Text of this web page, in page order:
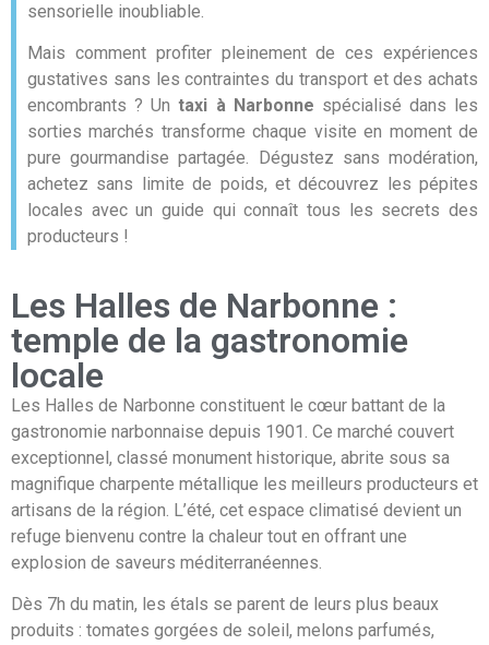
sensorielle inoubliable.
Mais comment profiter pleinement de ces expériences
gustatives sans les contraintes du transport et des achats
encombrants ? Untaxi à Narbonne spécialisé dans les
sorties marchés transforme chaque visite en moment de
pure gourmandise partagée. Dégustez sans modération,
achetez sans limite de poids, et découvrez les pépites
locales avec un guide qui connaît tous les secrets des
producteurs !
Les Halles de Narbonne :
temple de la gastronomie
locale
Les Halles de Narbonne constituent le cœur battant de la
gastronomie narbonnaise depuis 1901. Ce marché couvert
exceptionnel, classé monument historique, abrite sous sa
magnifique charpente métallique les meilleurs producteurs et
artisans de la région. L’été, cet espace climatisé devient un
refuge bienvenu contre la chaleur tout en offrant une
explosion de saveurs méditerranéennes.
Dès 7h du matin, les étals se parent de leurs plus beaux
produits : tomates gorgées de soleil, melons parfumés,